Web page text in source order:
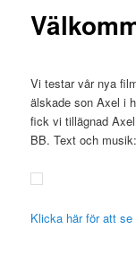
Vi testar vår nya
älskade son Axel i
fick vi tillägnad
BB. Text och
Klicka här för att